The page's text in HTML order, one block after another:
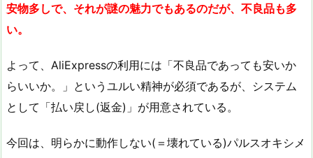
安物多しで、それが謎の魅力でもあるのだが、不良品も多
い。
よって、AliExpressの利用には「不良品であっても安いか
らいいか。」というユルい精神が必須であるが、システム
として「払い戻し(返金)」が用意されている。
今回は、明らかに動作しない(＝壊れている)パルスオキシメ